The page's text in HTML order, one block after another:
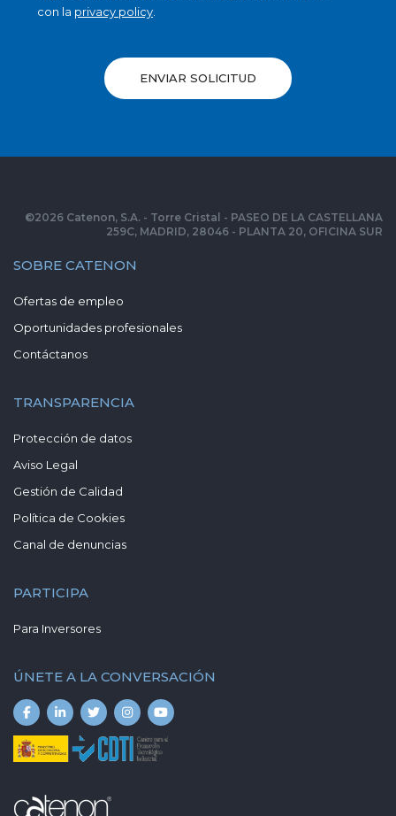
con la privacy policy
ENVIAR SOLICITUD
SOBRE CATENON
Ofertas de empleo
Oportunidades profesionales
Contáctanos
TRANSPARENCIA
Protección de datos
Aviso Legal
Gestión de Calidad
Política de Cookies
Canal de denuncias
PARTICIPA
Para Inversores
ÚNETE A LA CONVERSACIÓN
©2026 Catenon, S.A. - Torre Cristal - PASEO DE LA CASTELLANA
259C, MADRID, 28046 - PLANTA 20, OFICINA SUR